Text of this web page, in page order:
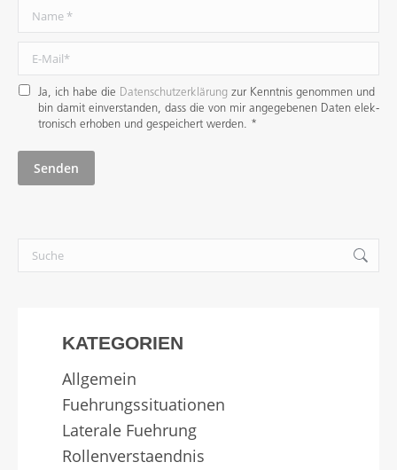
Name *
E-Mail *
Ja, ich habe die Datenschutzerklärung zur Kenntnis genommen und
bin damit ein­verstanden, dass die von mir angege­benen Daten elek­
tro­nisch erhoben und gespei­chert werden. *
Senden
Search:
KATEGORIEN
Allgemein
Fuehrungssituationen
Laterale Fuehrung
Rollenverstaendnis